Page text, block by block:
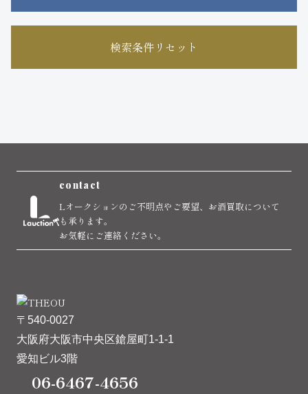
検索条件リセット
contact
Lオークションのご不明点やご要望、お酒買取について
も承ります。
お気軽にご連絡ください。
〒540-0027
大阪府大阪市中央区鎗屋町1-1-1
愛知ビル3階
06-6467-4656